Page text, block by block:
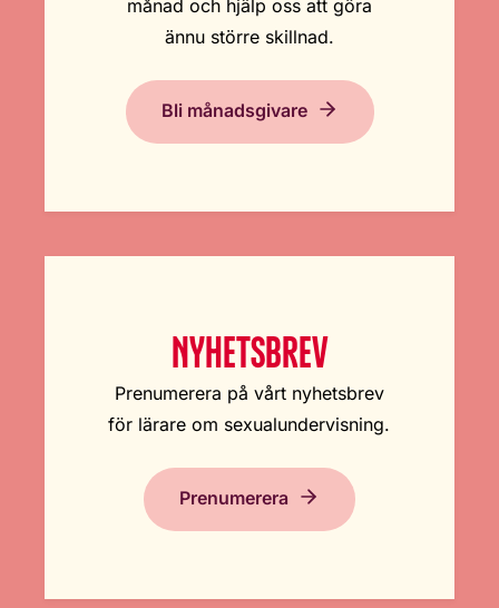
månad och hjälp oss att göra
ännu större skillnad.
Bli månadsgivare
NYHETSBREV
Prenumerera på vårt nyhetsbrev
för lärare om sexualundervisning.
Prenumerera